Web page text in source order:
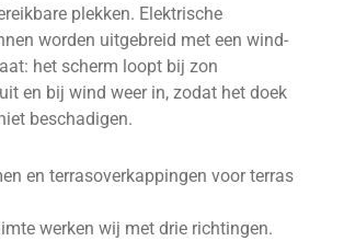
plekken. Elektrische
worden uitgebreid met een wind-
het scherm loopt bij zon
en bij wind weer in, zodat het doek
beschadigen.
en terrasoverkappingen voor terras
werken wij met drie richtingen.